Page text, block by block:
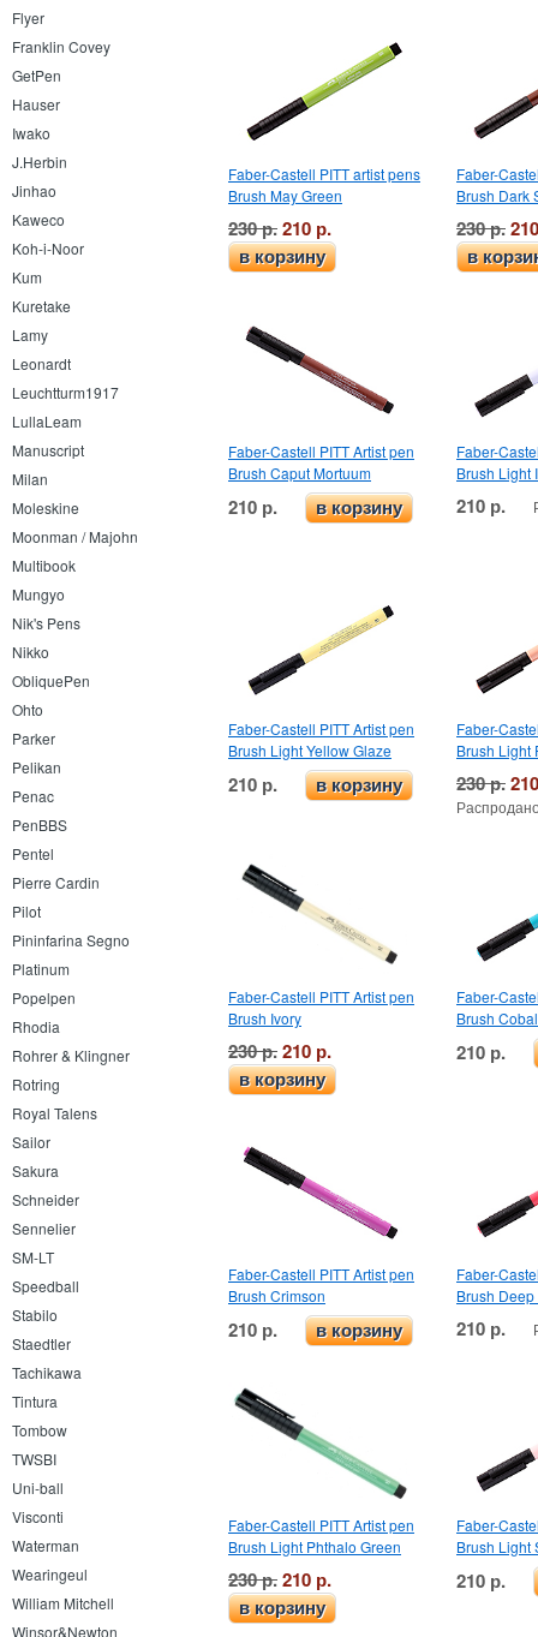
Flyer
Franklin Covey
GetPen
Hauser
Iwako
J.Herbin
Jinhao
Kaweco
Koh-i-Noor
Kum
Kuretake
Lamy
Leonardt
Leuchtturm1917
LullaLeam
Manuscript
Milan
Moleskine
Moonman / Majohn
Multibook
Mungyo
Nik's Pens
Nikko
ObliquePen
Ohto
Parker
Pelikan
Penac
PenBBS
Pentel
Pierre Cardin
Pilot
Pininfarina Segno
Platinum
Popelpen
Rhodia
Rohrer & Klingner
Rotring
Royal Talens
Sailor
Sakura
Schneider
Sennelier
SM-LT
Speedball
Stabilo
Staedtler
Tachikawa
Tintura
Tombow
TWSBI
Uni-ball
Visconti
Waterman
Wearingeul
William Mitchell
Winsor&Newton
Faber-Castell PITT artist pens
Brush May Green
230 р.210 р.
в корзину
Faber-
Brush Dark
230 р.
в
Faber-Castell PITT Artist pen
Brush Caput Mortuum
210 р. в корзину
Faber-
Brush Light
210 р.
Faber-Castell PITT Artist pen
Brush Light Yellow Glaze
210 р. в корзину
Faber-
Brush Light
230 р.
Faber-Castell PITT Artist pen
Brush Ivory
230 р.210 р.
в корзину
Faber-
Brush
210 р.
Faber-Castell PITT Artist pen
Brush Crimson
210 р. в корзину
Faber-
Brush
210 р.
Faber-Castell PITT Artist pen
Brush Light Phthalo Green
230 р.210 р.
в корзину
Faber-
Brush Light
210 р.